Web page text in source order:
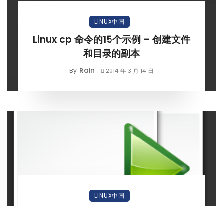
LINUX中国
Linux cp 命令的15个示例 – 创建文件
和目录的副本
By Rain 2014 年 3 月 14 日
LINUX中国